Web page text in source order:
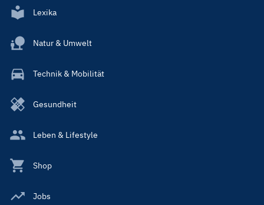
Lexika
Natur & Umwelt
Technik & Mobilität
Gesundheit
Leben & Lifestyle
Shop
Jobs